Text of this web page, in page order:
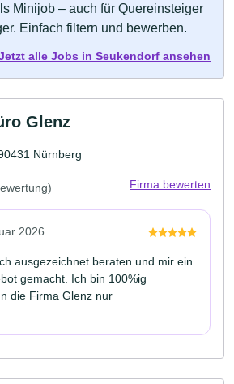
Minijob – auch für Quereinsteiger
Einfach filtern und bewerben.
alle Jobs in Seukendorf ansehen
Glenz
Nürnberg
Firma bewerten
2026
ausgezeichnet beraten und mir ein
gemacht. Ich bin 100%ig
die Firma Glenz nur